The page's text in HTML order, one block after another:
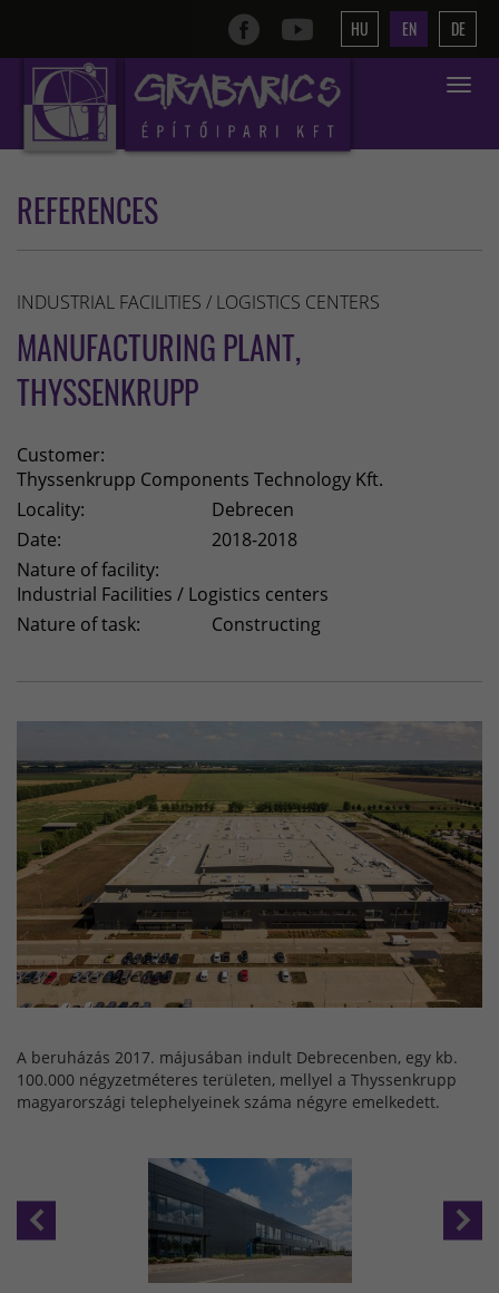
HU EN DE
Toggle
REFERENCES
INDUSTRIAL FACILITIES / LOGISTICS CENTERS
MANUFACTURING PLANT,
THYSSENKRUPP
Customer:
Thyssenkrupp Components Technology Kft.
Locality:
Debrecen
Date:
2018-2018
Nature of facility:
Industrial Facilities / Logistics centers
Nature of task:
Constructing
A beruházás 2017. májusában indult Debrecenben, egy kb.
100.000 négyzetméteres területen, mellyel a Thyssenkrupp
magyarországi telephelyeinek száma négyre emelkedett.